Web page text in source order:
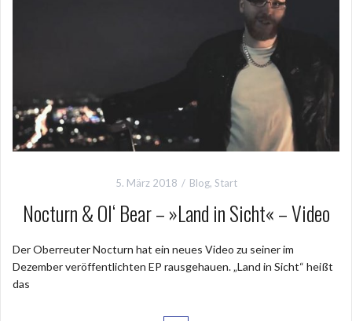
5. März 2018 Blog, Start
Nocturn & Ol‘ Bear – »Land in Sicht« – Video
Der Oberreuter Nocturn hat ein neues Video zu seiner im
Dezember veröffentlichten EP rausgehauen. „Land in Sicht“ heißt
das